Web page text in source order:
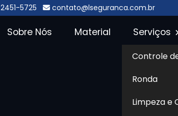
2451-5725 contato@lseguranca.com.br
Sobre Nós Material Serviços
Controle
Ronda
Limpeza e